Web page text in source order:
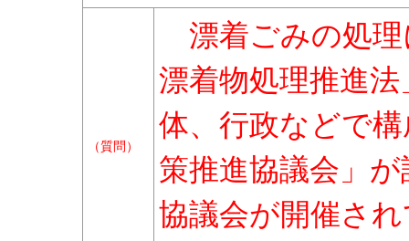
（質問）
漂着ごみの処理
漂着物処理推進
体、行政などで
策推進協議会」
協議会が開催さ